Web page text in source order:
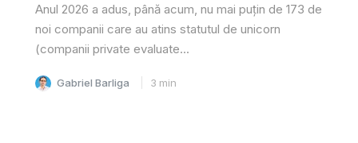
Anul 2026 a adus, până acum, nu mai puțin de 173 de
noi companii care au atins statutul de unicorn
(companii private evaluate...
Gabriel Barliga 3 min